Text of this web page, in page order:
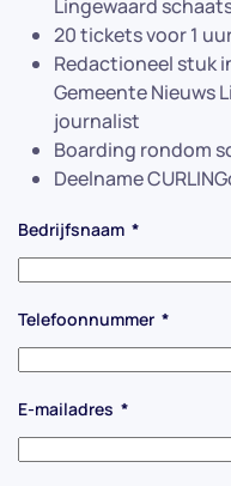
Lingewaard
20 tickets voor 1
Redactioneel stuk
Gemeente Nieuws
journalist
Boarding rondom
Deelname
Bedrijfsnaam *
Telefoonnummer *
E-mailadres *